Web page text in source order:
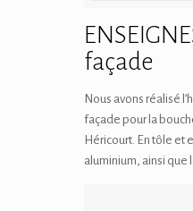
façade
Nous avons réalisé
façade pour la
Héricourt. En tôle et
aluminium, ainsi que